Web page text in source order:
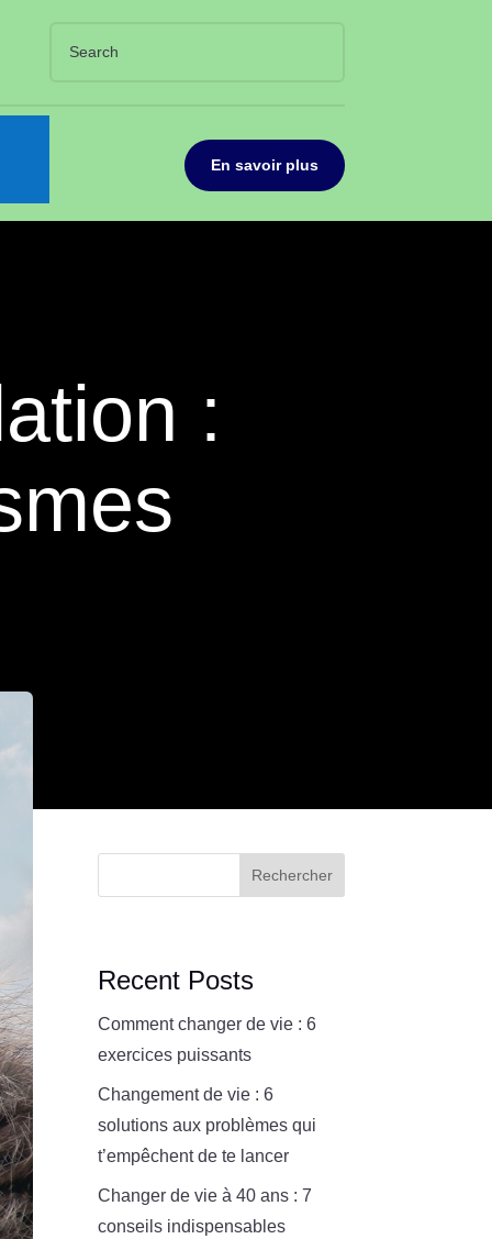
En savoir plus
:
Rechercher
Recent Posts
Comment changer de vie : 6
exercices puissants
Changement de vie : 6
solutions aux problèmes qui
t’empêchent de te lancer
Changer de vie à 40 ans : 7
conseils indispensables